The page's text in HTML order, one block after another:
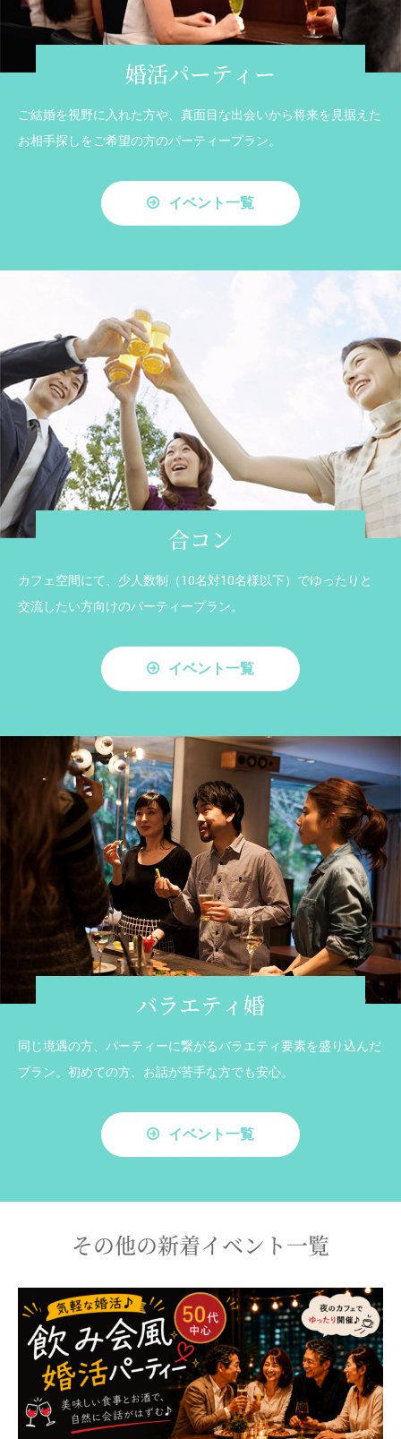
婚活パーティー
ご結婚を視野に入れた方や、真面目な出会いから将来を見据えた
お相手探しをご希望の方のパーティープラン。
イベント一覧
合コン
カフェ空間にて、少人数制（10名対10名様以下）でゆったりと
交流したい方向けのパーティープラン。
イベント一覧
バラエティ婚
同じ境遇の方、パーティーに繋がるバラエティ要素を盛り込んだ
プラン。初めての方、お話が苦手な方でも安心。
イベント一覧
その他の新着イベント一覧